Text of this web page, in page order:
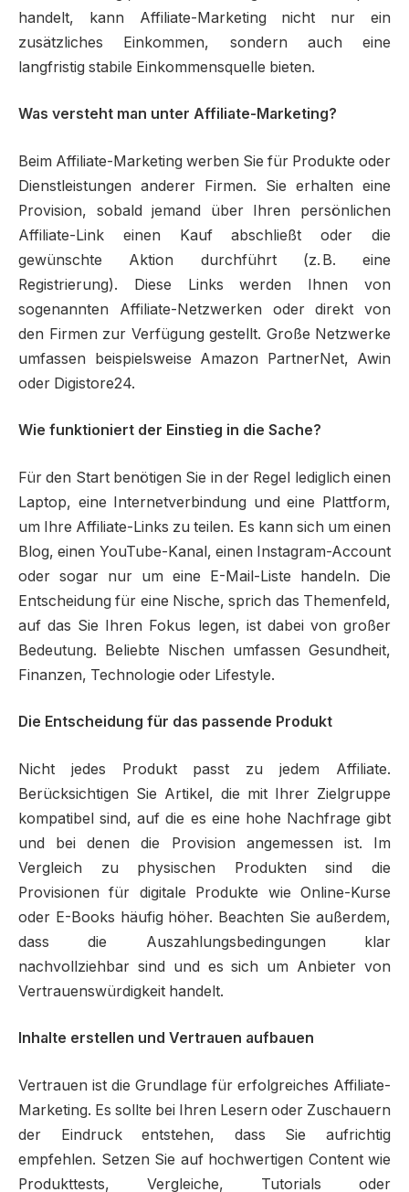
handelt, kann Affiliate-Marketing nicht nur ein
zusätzliches Einkommen, sondern auch eine
langfristig stabile Einkommensquelle bieten.
Was versteht man unter Affiliate-Marketing?
Beim Affiliate-Marketing werben Sie für Produkte oder
Dienstleistungen anderer Firmen. Sie erhalten eine
Provision, sobald jemand über Ihren persönlichen
Affiliate-Link einen Kauf abschließt oder die
gewünschte Aktion durchführt (z. B. eine
Registrierung). Diese Links werden Ihnen von
sogenannten Affiliate-Netzwerken oder direkt von
den Firmen zur Verfügung gestellt. Große Netzwerke
umfassen beispielsweise Amazon PartnerNet, Awin
oder Digistore24.
Wie funktioniert der Einstieg in die Sache?
Für den Start benötigen Sie in der Regel lediglich einen
Laptop, eine Internetverbindung und eine Plattform,
um Ihre Affiliate-Links zu teilen. Es kann sich um einen
Blog, einen YouTube-Kanal, einen Instagram-Account
oder sogar nur um eine E-Mail-Liste handeln. Die
Entscheidung für eine Nische, sprich das Themenfeld,
auf das Sie Ihren Fokus legen, ist dabei von großer
Bedeutung. Beliebte Nischen umfassen Gesundheit,
Finanzen, Technologie oder Lifestyle.
Die Entscheidung für das passende Produkt
Nicht jedes Produkt passt zu jedem Affiliate.
Berücksichtigen Sie Artikel, die mit Ihrer Zielgruppe
kompatibel sind, auf die es eine hohe Nachfrage gibt
und bei denen die Provision angemessen ist. Im
Vergleich zu physischen Produkten sind die
Provisionen für digitale Produkte wie Online-Kurse
oder E-Books häufig höher. Beachten Sie außerdem,
dass die Auszahlungsbedingungen klar
nachvollziehbar sind und es sich um Anbieter von
Vertrauenswürdigkeit handelt.
Inhalte erstellen und Vertrauen aufbauen
Vertrauen ist die Grundlage für erfolgreiches Affiliate-
Marketing. Es sollte bei Ihren Lesern oder Zuschauern
der Eindruck entstehen, dass Sie aufrichtig
empfehlen. Setzen Sie auf hochwertigen Content wie
Produkttests, Vergleiche, Tutorials oder